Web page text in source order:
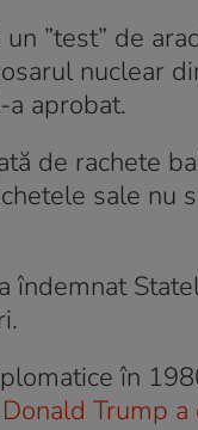
”test” de
nuclear
aprobat.
de rachete
sale nu
îndemnat
în
Trump a